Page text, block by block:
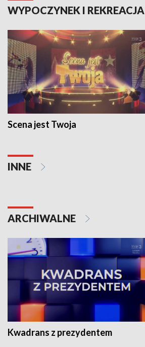
WYPOCZYNEK I REKREACJA
Scena jest Twoja
INNE
ARCHIWALNE
Kwadrans z prezydentem